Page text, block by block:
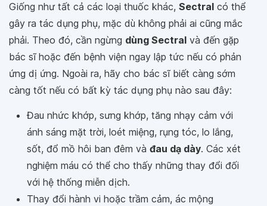
Giống như tất cả các loại thuốc khác, Sectral có thể
gây ra tác dụng phụ, mặc dù không phải ai cũng mắc
phải. Theo đó, cần ngừng dùng Sectral và đến gặp
bác sĩ hoặc đến bệnh viện ngay lập tức nếu có phản
ứng dị ứng. Ngoài ra, hãy cho bác sĩ biết càng sớm
càng tốt nếu có bất kỳ tác dụng phụ nào sau đây:
Đau nhức khớp, sưng khớp, tăng nhạy cảm với
ánh sáng mặt trời, loét miệng, rụng tóc, lo lắng,
sốt, đổ mồ hôi ban đêm và đau dạ dày. Các xét
nghiệm máu có thể cho thấy những thay đổi đối
với hệ thống miễn dịch.
Thay đổi hành vi hoặc trầm cảm, ác mộng